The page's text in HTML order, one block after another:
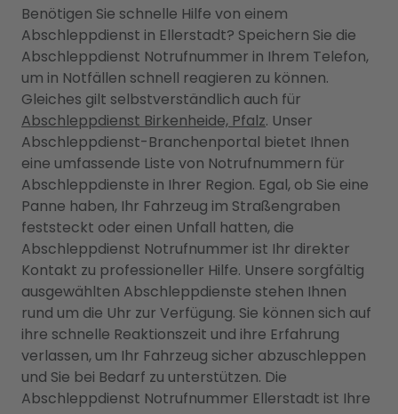
Benötigen Sie schnelle Hilfe von einem
Abschleppdienst in Ellerstadt? Speichern Sie die
Abschleppdienst Notrufnummer in Ihrem Telefon,
um in Notfällen schnell reagieren zu können.
Gleiches gilt selbstverständlich auch für
Abschleppdienst Birkenheide, Pfalz. Unser
Abschleppdienst-Branchenportal bietet Ihnen
eine umfassende Liste von Notrufnummern für
Abschleppdienste in Ihrer Region. Egal, ob Sie eine
Panne haben, Ihr Fahrzeug im Straßengraben
feststeckt oder einen Unfall hatten, die
Abschleppdienst Notrufnummer ist Ihr direkter
Kontakt zu professioneller Hilfe. Unsere sorgfältig
ausgewählten Abschleppdienste stehen Ihnen
rund um die Uhr zur Verfügung. Sie können sich auf
ihre schnelle Reaktionszeit und ihre Erfahrung
verlassen, um Ihr Fahrzeug sicher abzuschleppen
und Sie bei Bedarf zu unterstützen. Die
Abschleppdienst Notrufnummer Ellerstadt ist Ihre